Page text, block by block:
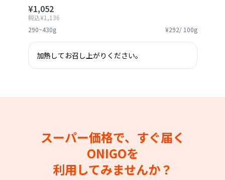
¥1,052
税込¥1,136
290~430g
¥292/ 100g
加熱してお召し上がりください。
スーパー価格で、すぐ届く
ONIGOを
利用してみませんか？